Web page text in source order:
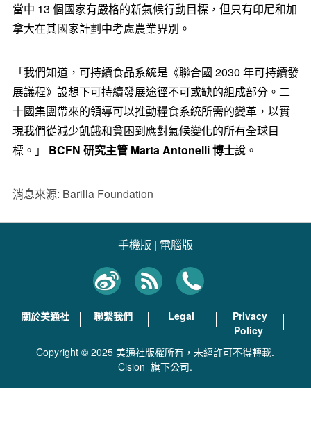
當中 13 個國家有嚴格的新氣候行動目標，但只有印尼和加
拿大在其國家計劃中考慮農業界別。
「我們知道，可持續食品系統是《聯合國 2030 年可持續發
展議程》設想下可持續發展途徑不可或缺的組成部分。二
十國集團帶來的領導可以推動糧食系統所需的變革，以實
現我們從減少飢餓和貧困到應對氣候變化的所有全球目
標。」
BCFN 研究主管Marta Antonelli博士說。
消息來源: Barilla Foundation
手機版 | 電腦版
關於美通社 聯繫我們 Legal
Privacy
Policy
Copyright © 2025 美通社版權所有，未經許可不得轉載.
Cision 旗下公司.